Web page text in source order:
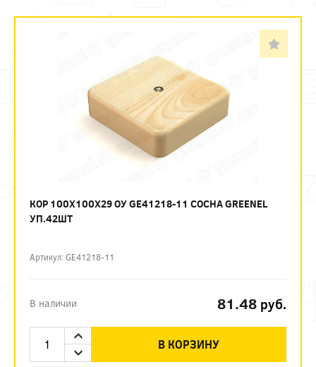
КОР 100Х100Х29 ОУ GE41218-11 СОСНА GREENEL
УП.42ШТ
Артикул: GE41218-11
В наличии 81.48 руб.
В КОРЗИНУ